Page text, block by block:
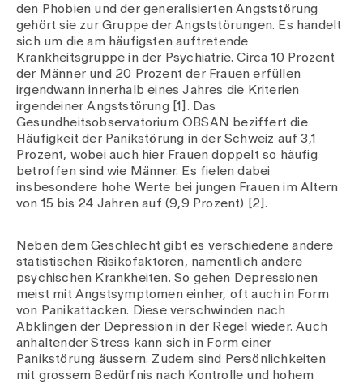
den Phobien und der generalisierten Angststörung
gehört sie zur Gruppe der Angststörungen. Es handelt
sich um die am häufigsten auftretende
Krankheitsgruppe in der Psychiatrie. Circa 10 Prozent
der Männer und 20 Prozent der Frauen erfüllen
irgendwann innerhalb eines Jahres die Kriterien
irgendeiner Angststörung [1]. Das
Gesundheitsobservatorium OBSAN beziffert die
Häufigkeit der Panikstörung in der Schweiz auf 3,1
Prozent, wobei auch hier Frauen doppelt so häufig
betroffen sind wie Männer. Es fielen dabei
insbesondere hohe Werte bei jungen Frauen im Altern
von 15 bis 24 Jahren auf (9,9 Prozent) [2].
Neben dem Geschlecht gibt es verschiedene andere
statistischen Risikofaktoren, namentlich andere
psychischen Krankheiten. So gehen Depressionen
meist mit Angstsymptomen einher, oft auch in Form
von Panikattacken. Diese verschwinden nach
Abklingen der Depression in der Regel wieder. Auch
anhaltender Stress kann sich in Form einer
Panikstörung äussern. Zudem sind Persönlichkeiten
mit grossem Bedürfnis nach Kontrolle und hohem